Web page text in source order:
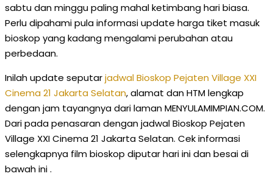
sabtu dan minggu paling mahal ketimbang hari biasa.
Perlu dipahami pula informasi update harga tiket masuk
bioskop yang kadang mengalami perubahan atau
perbedaan.
Inilah update seputarjadwal Bioskop Pejaten Village XXI
Cinema 21 Jakarta Selatan, alamat dan HTM lengkap
dengan jam tayangnya dari laman MENYULAMIMPIAN.COM.
Dari pada penasaran dengan jadwal Bioskop Pejaten
Village XXI Cinema 21 Jakarta Selatan. Cek informasi
selengkapnya film bioskop diputar hari ini dan besai di
bawah ini .